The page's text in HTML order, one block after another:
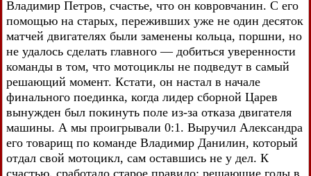
Владимир Петров, счастье, что он ковровчанин. С его
помощью на старых, переживших уже не один десяток
матчей двигателях были заменены кольца, поршни, но
не удалось сделать главного — добиться уверенности
команды в том, что мотоциклы не подведут в самый
решающий момент. Кстати, он настал в начале
финального поединка, когда лидер сборной Царев
вынужден был покинуть поле из-за отказа двигателя
машины. А мы проигрывали 0:1. Выручил Александра
его товарищ по команде Владимир Данилин, который
отдал свой мотоцикл, сам оставшись не у дел. К
счастью, сработало старое правило: решающие голы в